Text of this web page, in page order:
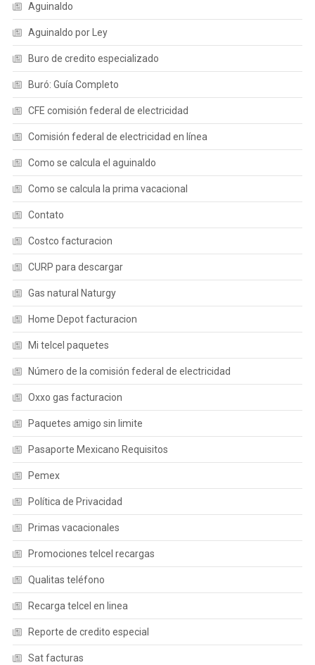
Aguinaldo
Aguinaldo por Ley
Buro de credito especializado
Buró: Guía Completo
CFE comisión federal de electricidad
Comisión federal de electricidad en línea
Como se calcula el aguinaldo
Como se calcula la prima vacacional
Contato
Costco facturacion
CURP para descargar
Gas natural Naturgy
Home Depot facturacion
Mi telcel paquetes
Número de la comisión federal de electricidad
Oxxo gas facturacion
Paquetes amigo sin limite
Pasaporte Mexicano Requisitos
Pemex
Política de Privacidad
Primas vacacionales
Promociones telcel recargas
Qualitas teléfono
Recarga telcel en linea
Reporte de credito especial
Sat facturas